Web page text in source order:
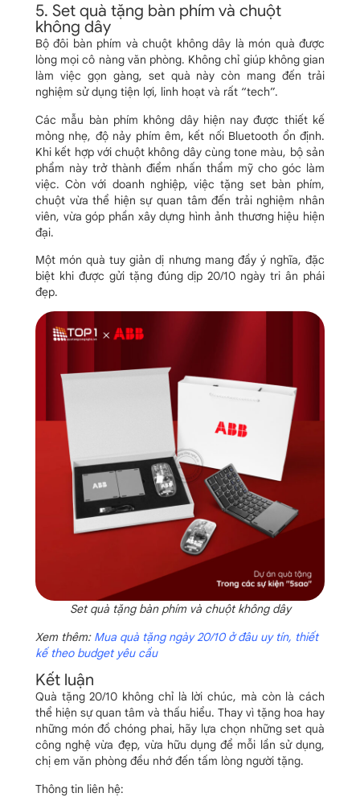
5. Set quà tặng bàn phím và chuột
không dây
Bộ đôi bàn phím và chuột không dây là món quà được
lòng mọi cô nàng văn phòng. Không chỉ giúp không gian
làm việc gọn gàng, set quà này còn mang đến trải
nghiệm sử dụng tiện lợi, linh hoạt và rất “tech”.
Các mẫu bàn phím không dây hiện nay được thiết kế
mỏng nhẹ, độ nảy phím êm, kết nối Bluetooth ổn định.
Khi kết hợp với chuột không dây cùng tone màu, bộ sản
phẩm này trở thành điểm nhấn thẩm mỹ cho góc làm
việc.Còn với doanh nghiệp, việc tặng set bàn phím,
chuột vừa thể hiện sự quan tâm đến trải nghiệm nhân
viên, vừa góp phần xây dựng hình ảnh thương hiệu hiện
đại.
Một món quà tuy giản dị nhưng mang đầy ý nghĩa, đặc
biệt khi được gửi tặng đúng dịp 20/10 ngày tri ân phái
đẹp.
Set quà tặng bàn phím và chuột không dây
Xem thêm:Mua quà tặng ngày 20/10 ở đâu uy tín, thiết
kế theo budget yêu cầu
Kết luận
Quà tặng 20/10 không chỉ là lời chúc, mà còn là cách
thể hiện sự quan tâm và thấu hiểu. Thay vì tặng hoa hay
những món đồ chóng phai, hãy lựa chọn những set quà
công nghệ vừa đẹp, vừa hữu dụng để mỗi lần sử dụng,
chị em văn phòng đều nhớ đến tấm lòng người tặng.
Thông tin liên hệ: